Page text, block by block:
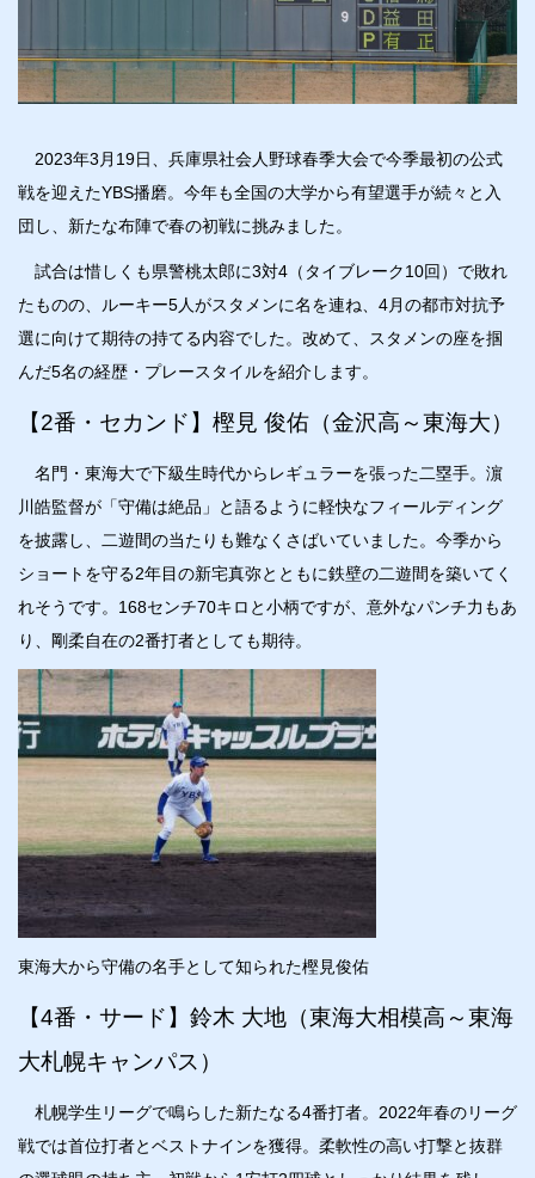
2023年3月19日、兵庫県社会人野球春季大会で今季最初の公式
戦を迎えたYBS播磨。今年も全国の大学から有望選手が続々と入
団し、新たな布陣で春の初戦に挑みました。
試合は惜しくも県警桃太郎に3対4（タイブレーク10回）で敗れ
たものの、ルーキー5人がスタメンに名を連ね、4月の都市対抗予
選に向けて期待の持てる内容でした。改めて、スタメンの座を掴
んだ5名の経歴・プレースタイルを紹介します。
【2番・セカンド】樫見 俊佑（金沢高～東海大）
名門・東海大で下級生時代からレギュラーを張った二塁手。濵
川皓監督が「守備は絶品」と語るように軽快なフィールディング
を披露し、二遊間の当たりも難なくさばいていました。今季から
ショートを守る2年目の新宅真弥とともに鉄壁の二遊間を築いてく
れそうです。168センチ70キロと小柄ですが、意外なパンチ力もあ
り、剛柔自在の2番打者としても期待。
東海大から守備の名手として知られた樫見俊佑
【4番・サード】鈴木 大地（東海大相模高～東海
大札幌キャンパス）
札幌学生リーグで鳴らした新たなる4番打者。2022年春のリーグ
戦では首位打者とベストナインを獲得。柔軟性の高い打撃と抜群